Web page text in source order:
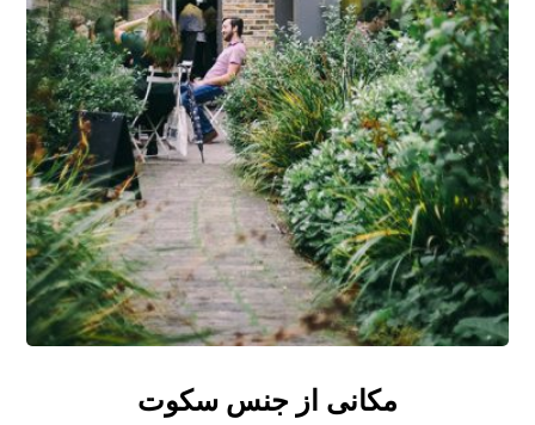
مکانی از جنس سکوت